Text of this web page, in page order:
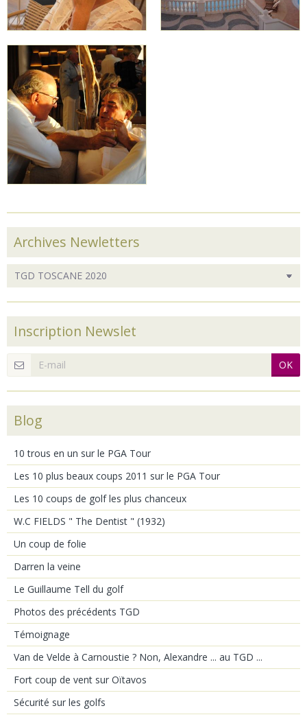
Archives Newletters
Inscription Newslet
OK
Blog
10 trous en un sur le PGA Tour
Les 10 plus beaux coups 2011 sur le PGA Tour
Les 10 coups de golf les plus chanceux
W.C FIELDS " The Dentist " (1932)
Un coup de folie
Darren la veine
Le Guillaume Tell du golf
Photos des précédents TGD
Témoignage
Van de Velde à Carnoustie ? Non, Alexandre ... au TGD ...
Fort coup de vent sur Oïtavos
Sécurité sur les golfs